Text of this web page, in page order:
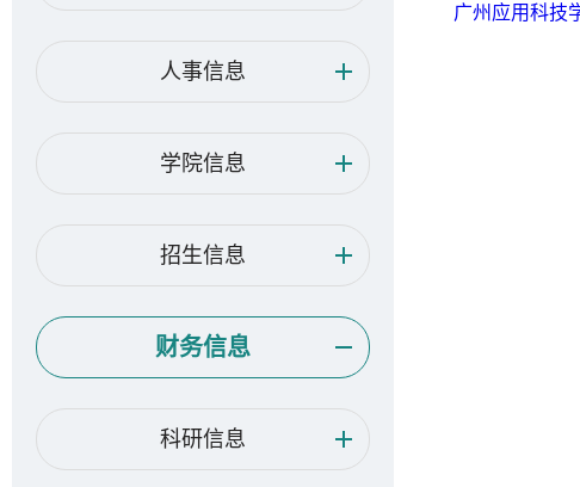
人事信息
学院信息
招生信息
财务信息
科研信息
广州应用科技